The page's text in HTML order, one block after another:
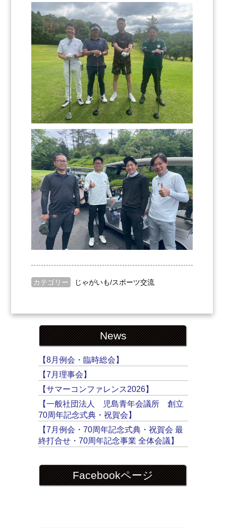
カテゴリー じゃがいも/スポーツ交流
News
【8月例会・臨時総会】
【7月理事会】
【サマーコンファレンス2026】
【一般社団法人 児島青年会議所 創立
70周年記念式典・祝賀会】
【7月例会・70周年記念式典・祝賀会 最
終打合せ・70周年記念事業 全体会議】
Facebookページ